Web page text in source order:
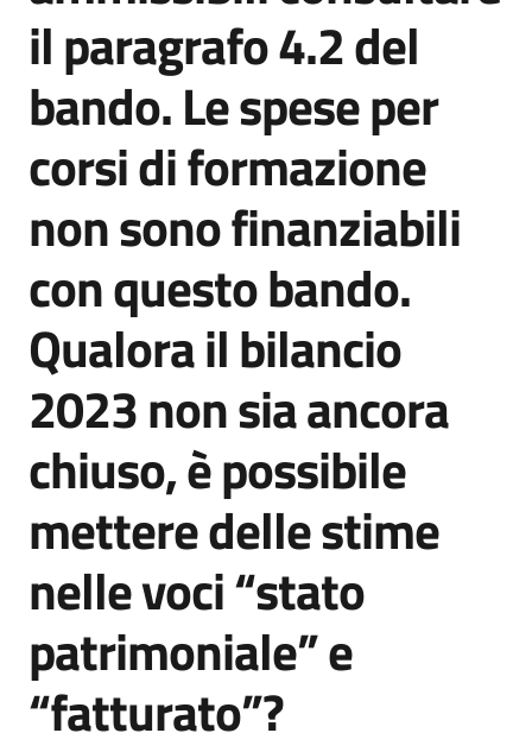
il paragrafo 4.2 del
bando. Le spese per
corsi di formazione
non sono finanziabili
con questo bando.
Qualora il bilancio
2023 non sia ancora
chiuso, è possibile
mettere delle stime
nelle voci “stato
patrimoniale” e
“fatturato”?